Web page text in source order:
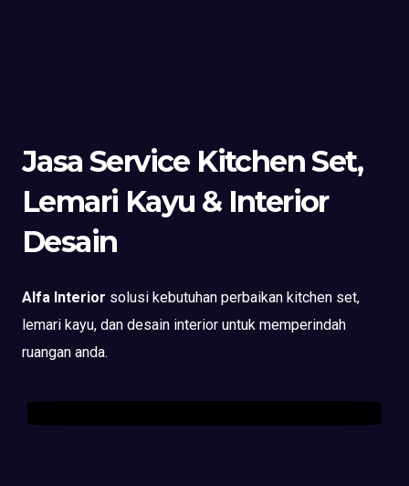
Jasa Service Kitchen Set,
Lemari Kayu & Interior
Desain
Alfa Interior solusi kebutuhan perbaikan kitchen set,
lemari kayu, dan desain interior untuk memperindah
ruangan anda.